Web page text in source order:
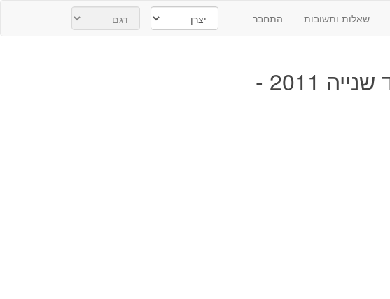
שאלות ותשובות התחבר
טויוטה ספייס ורסו יד שנייה 2011 -